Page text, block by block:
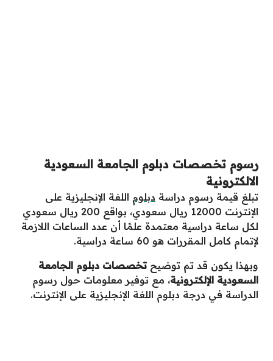
رسوم تخصصات دبلوم الجامعة السعودية
الالكترونية
تبلغ قيمة رسوم دراسة دبلوم اللغة الإنجليزية على
الإنترنت 12000 ريال سعودي، بواقع 200 ريال سعودي
لكل ساعة دراسية معتمدة علمًا أن عدد الساعات اللازمة
لإتمام كامل المقررات هو 60 ساعة دراسية.
وبهذا يكون قد تم توضيحتخصصات دبلوم الجامعة
السعودية الإلكترونية، مع توفير معلومات حول رسوم
الدراسة في درجة دبلوم اللغة الإنجليزية على الإنترنت.